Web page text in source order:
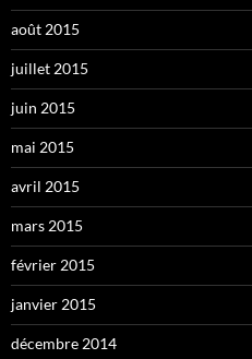
août 2015
juillet 2015
juin 2015
mai 2015
avril 2015
mars 2015
février 2015
janvier 2015
décembre 2014